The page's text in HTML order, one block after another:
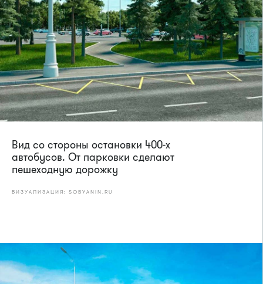
Вид со стороны остановки 400-х
автобусов. От парковки сделают
пешеходную дорожку
ВИЗУАЛИЗАЦИЯ: SOBYANIN.RU